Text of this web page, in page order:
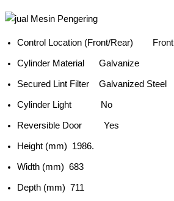
Control Location (Front/Rear) Front
Cylinder Material Galvanize
Secured Lint Filter Galvanized Steel
Cylinder Light No
Reversible Door Yes
Height (mm) 1986.
Width (mm) 683
Depth (mm) 711